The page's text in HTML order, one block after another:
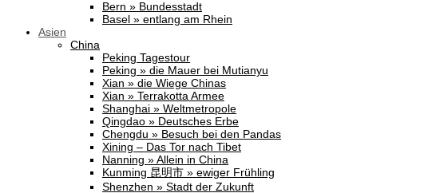
Bern » Bundesstadt
Basel » entlang am Rhein
Asien
China
Peking Tagestour
Peking » die Mauer bei Mutianyu
Xian » die Wiege Chinas
Xian » Terrakotta Armee
Shanghai » Weltmetropole
Qingdao » Deutsches Erbe
Chengdu » Besuch bei den Pandas
Xining – Das Tor nach Tibet
Nanning » Allein in China
Kunming 昆明市 » ewiger Frühling
Shenzhen » Stadt der Zukunft